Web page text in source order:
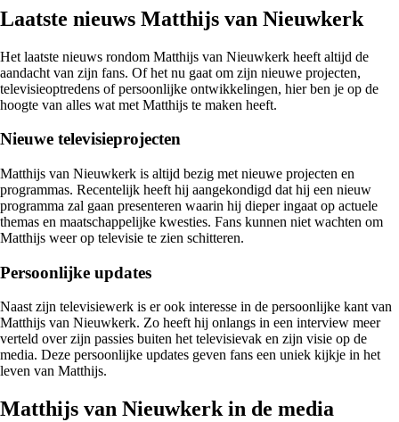
Laatste nieuws Matthijs van Nieuwkerk
Het laatste nieuws rondom Matthijs van Nieuwkerk heeft altijd de
aandacht van zijn fans. Of het nu gaat om zijn nieuwe projecten,
televisieoptredens of persoonlijke ontwikkelingen, hier ben je op de
hoogte van alles wat met Matthijs te maken heeft.
Nieuwe televisieprojecten
Matthijs van Nieuwkerk is altijd bezig met nieuwe projecten en
programmas. Recentelijk heeft hij aangekondigd dat hij een nieuw
programma zal gaan presenteren waarin hij dieper ingaat op actuele
themas en maatschappelijke kwesties. Fans kunnen niet wachten om
Matthijs weer op televisie te zien schitteren.
Persoonlijke updates
Naast zijn televisiewerk is er ook interesse in de persoonlijke kant van
Matthijs van Nieuwkerk. Zo heeft hij onlangs in een interview meer
verteld over zijn passies buiten het televisievak en zijn visie op de
media. Deze persoonlijke updates geven fans een uniek kijkje in het
leven van Matthijs.
Matthijs van Nieuwkerk in de media